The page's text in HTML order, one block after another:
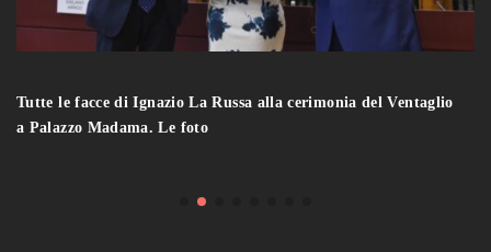
Tutte le facce di Ignazio La Russa alla cerimonia del Ventaglio
a Palazzo Madama. Le foto